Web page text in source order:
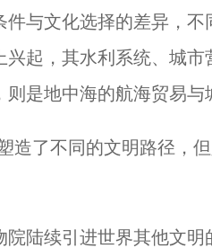
文化选择的差异，不
兴起，其水利系统、城
则是地中海的航海贸易与
了不同的文明路径，但
续引进世界其他文明